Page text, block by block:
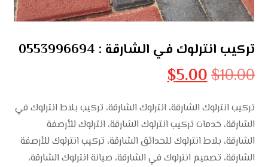
تركيب انترلوك في الشارقة : 0553996694
$10.00
$5.00
تركيب انترلوك الشارقة، انترلوك الشارقة، تركيب بلاط انترلوك في
الشارقة، خدمات تركيب انترلوك الشارقة، انترلوك للأرصفة
الشارقة، بلاط انترلوك للحدائق الشارقة، تركيب انترلوك للأرصفة
الشارقة، تصميم انترلوك في الشارقة، صيانة انترلوك الشارقة،